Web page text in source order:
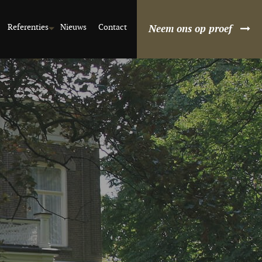
Referenties Nieuws Contact Neem ons op proef